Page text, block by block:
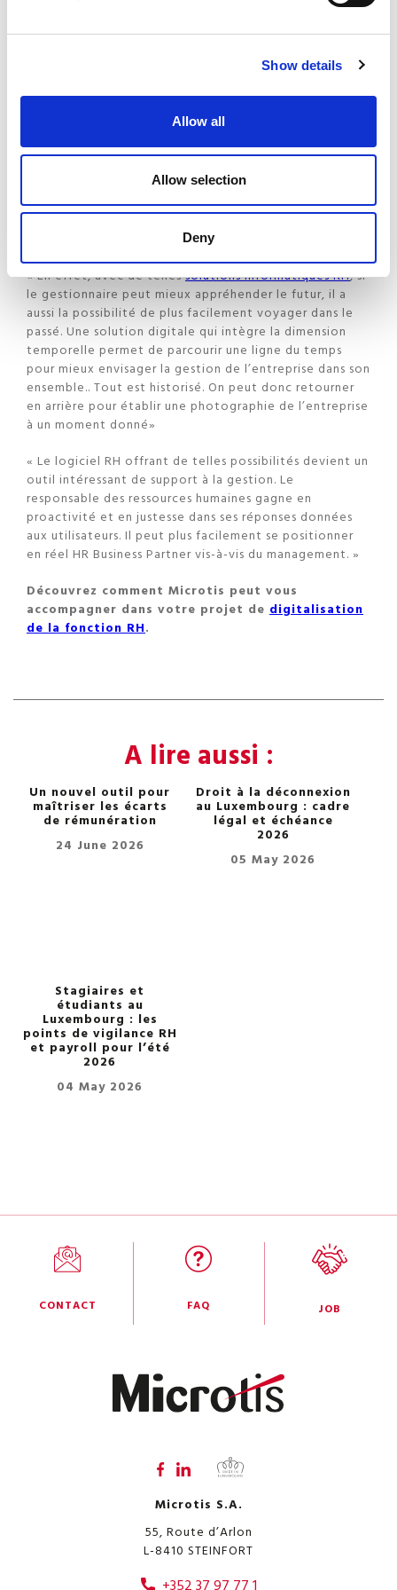
Show details
Allow all
Allow selection
Deny
collaborateurs peuvent s’appuyer sur une information
beaucoup plus fiable. Par exemple, un salarié qui va
poser des congés annuels, et le calcul de ceux-ci tient
compte de son régime de travail à la date future.»
Il y a aussi un intérêt « historique »…
« En effet, avec de tellessolutions informatiques RH, si
le gestionnaire peut mieux appréhender le futur, il a
aussi la possibilité de plus facilement voyager dans le
passé. Une solution digitale qui intègre la dimension
temporelle permet de parcourir une ligne du temps
pour mieux envisager la gestion de l’entreprise dans son
ensemble.. Tout est historisé. On peut donc retourner
en arrière pour établir une photographie de l’entreprise
à un moment donné»
« Le logiciel RH offrant de telles possibilités devient un
outil intéressant de support à la gestion. Le
responsable des ressources humaines gagne en
proactivité et en justesse dans ses réponses données
aux utilisateurs. Il peut plus facilement se positionner
en réel HR Business Partner vis-à-vis du management. »
Découvrez comment Microtis peut vous
accompagner dans votre projet de digitalisation
de la fonction RH.
A lire aussi :
Un nouvel outil pour
maîtriser les écarts
de rémunération
24 June 2026
Droit à la déconnexion
au Luxembourg : cadre
légal et échéance
2026
05 May 2026
Stagiaires et
étudiants au
Luxembourg : les
points de vigilance RH
et payroll pour l’été
2026
04 May 2026
CONTACT FAQ JOB
Microtis S.A.
55, Route d’Arlon
L-8410 STEINFORT